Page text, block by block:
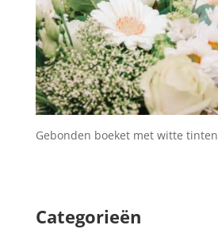
Gebonden boeket met witte tinten
Categorieën